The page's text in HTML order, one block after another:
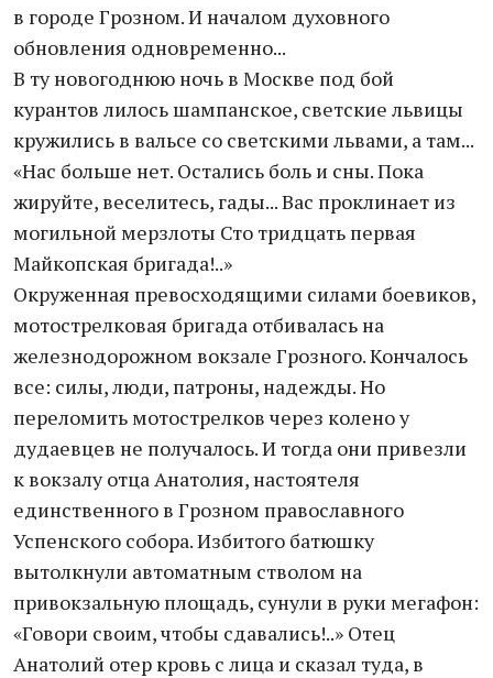
в городе Грозном. И началом духовного
обновления одновременно...
В ту новогоднюю ночь в Москве под бой
курантов лилось шампанское, светские львицы
кружились в вальсе со светскими львами, а там...
«Нас больше нет. Остались боль и сны. Пока
жируйте, веселитесь, гады... Вас проклинает из
могильной мерзлоты Сто тридцать первая
Майкопская бригада!..»
Окруженная превосходящими силами боевиков,
мотострелковая бригада отбивалась на
железнодорожном вокзале Грозного. Кончалось
все: силы, люди, патроны, надежды. Но
переломить мотострелков через колено у
дудаевцев не получалось. И тогда они привезли
к вокзалу отца Анатолия, настоятеля
единственного в Грозном православного
Успенского собора. Избитого батюшку
вытолкнули автоматным стволом на
привокзальную площадь, сунули в руки мегафон:
«Говори своим, чтобы сдавались!..» Отец
Анатолий отер кровь с лица и сказал туда, в